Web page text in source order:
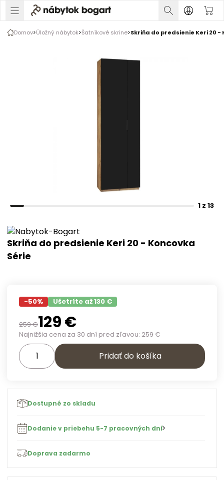
Domov Úložný nábytok Šatníkové skrine Skriňa do predsienie Keri 20 -
1 z 13
Skriňa do predsienie Keri 20 - Koncovka
Série
-50% Ušetríte až 130 €
259€129€
Najnižšia cena za 30 dní pred zľavou: 259 €
Pridať do košíka
Dostupné zo skladu
Dodanie v priebehu 5-7 pracovných dní
Doprava zadarmo